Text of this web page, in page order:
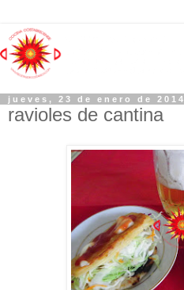
jueves, 23 de enero de 2014
ravioles de cantina